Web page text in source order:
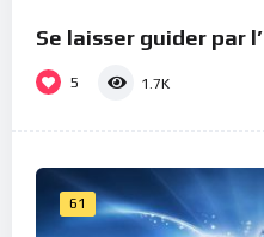
Se laisser guider par
5 1.7K
61